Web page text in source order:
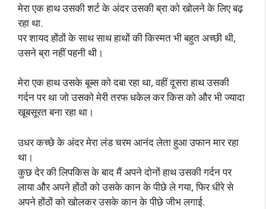
मेरा एक हाथ उसकी शर्ट के अंदर उसकी ब्रा को खोलने के लिए बढ़
रहा था.
पर शायद होंठों के साथ साथ हाथों की किस्मत भी बहुत अच्छी थी,
उसने ब्रा नहीं पहनी थी।
मेरा एक हाथ उसके बूब्स को दबा रहा था, वहीं दूसरा हाथ उसकी
गर्दन पर था जो उसको मेरी तरफ धकेल कर किस को और भी ज्यादा
खूबसूरत बना रहा था।
उधर कच्छे के अंदर मेरा लंड चरम आनंद लेता हुआ उफान मार रहा
था।
कुछ देर की लिपकिस के बाद मैं अपने दोनों हाथ उसकी गर्दन पर
लाया और अपने होंठों को उसके कान के पीछे ले गया, फिर धीरे से
अपने होंठों को खोलकर उसके कान के पीछे जीभ लगाई.